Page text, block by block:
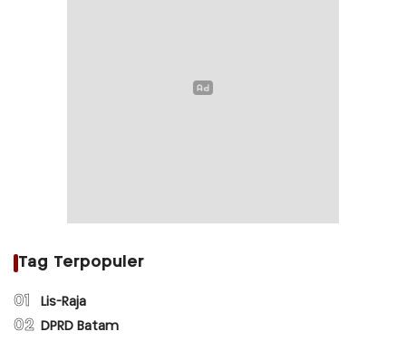
Tag Terpopuler
01 Lis-Raja
02 DPRD Batam